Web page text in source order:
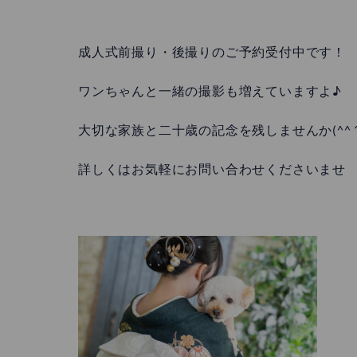
成人式前撮り・後撮りのご予約受付中です！
ワンちゃんと一緒の撮影も増えていますよ♪
大切な家族と二十歳の記念を残しませんか(^^
詳しくはお気軽にお問い合わせくださいませ